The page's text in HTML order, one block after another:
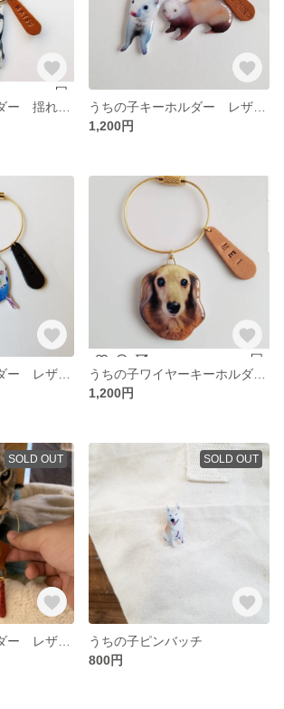
1,200円
1,200円
SOLD OUT SOLD OUT
うちの子ピンバッチ
800円